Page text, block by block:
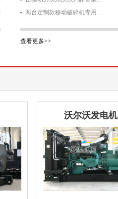
两台定制款移动破碎机专用...
查看更多>>
沃尔沃发电机